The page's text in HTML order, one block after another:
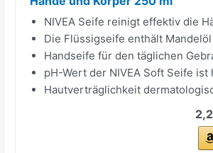
NIVEA Seife reinigt effektiv die
Die Flüssigseife enthält Mandelöl
Handseife für den täglichen
pH-Wert der NIVEA Soft Seife
Hautverträglichkeit